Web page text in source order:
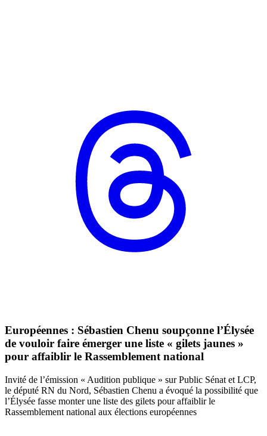
Européennes : Sébastien Chenu soupçonne l’Élysée
de vouloir faire émerger une liste « gilets jaunes »
pour affaiblir le Rassemblement national
Invité de l’émission « Audition publique » sur Public Sénat et LCP,
le député RN du Nord, Sébastien Chenu a évoqué la possibilité que
l’Élysée fasse monter une liste des gilets pour affaiblir le
Rassemblement national aux élections européennes